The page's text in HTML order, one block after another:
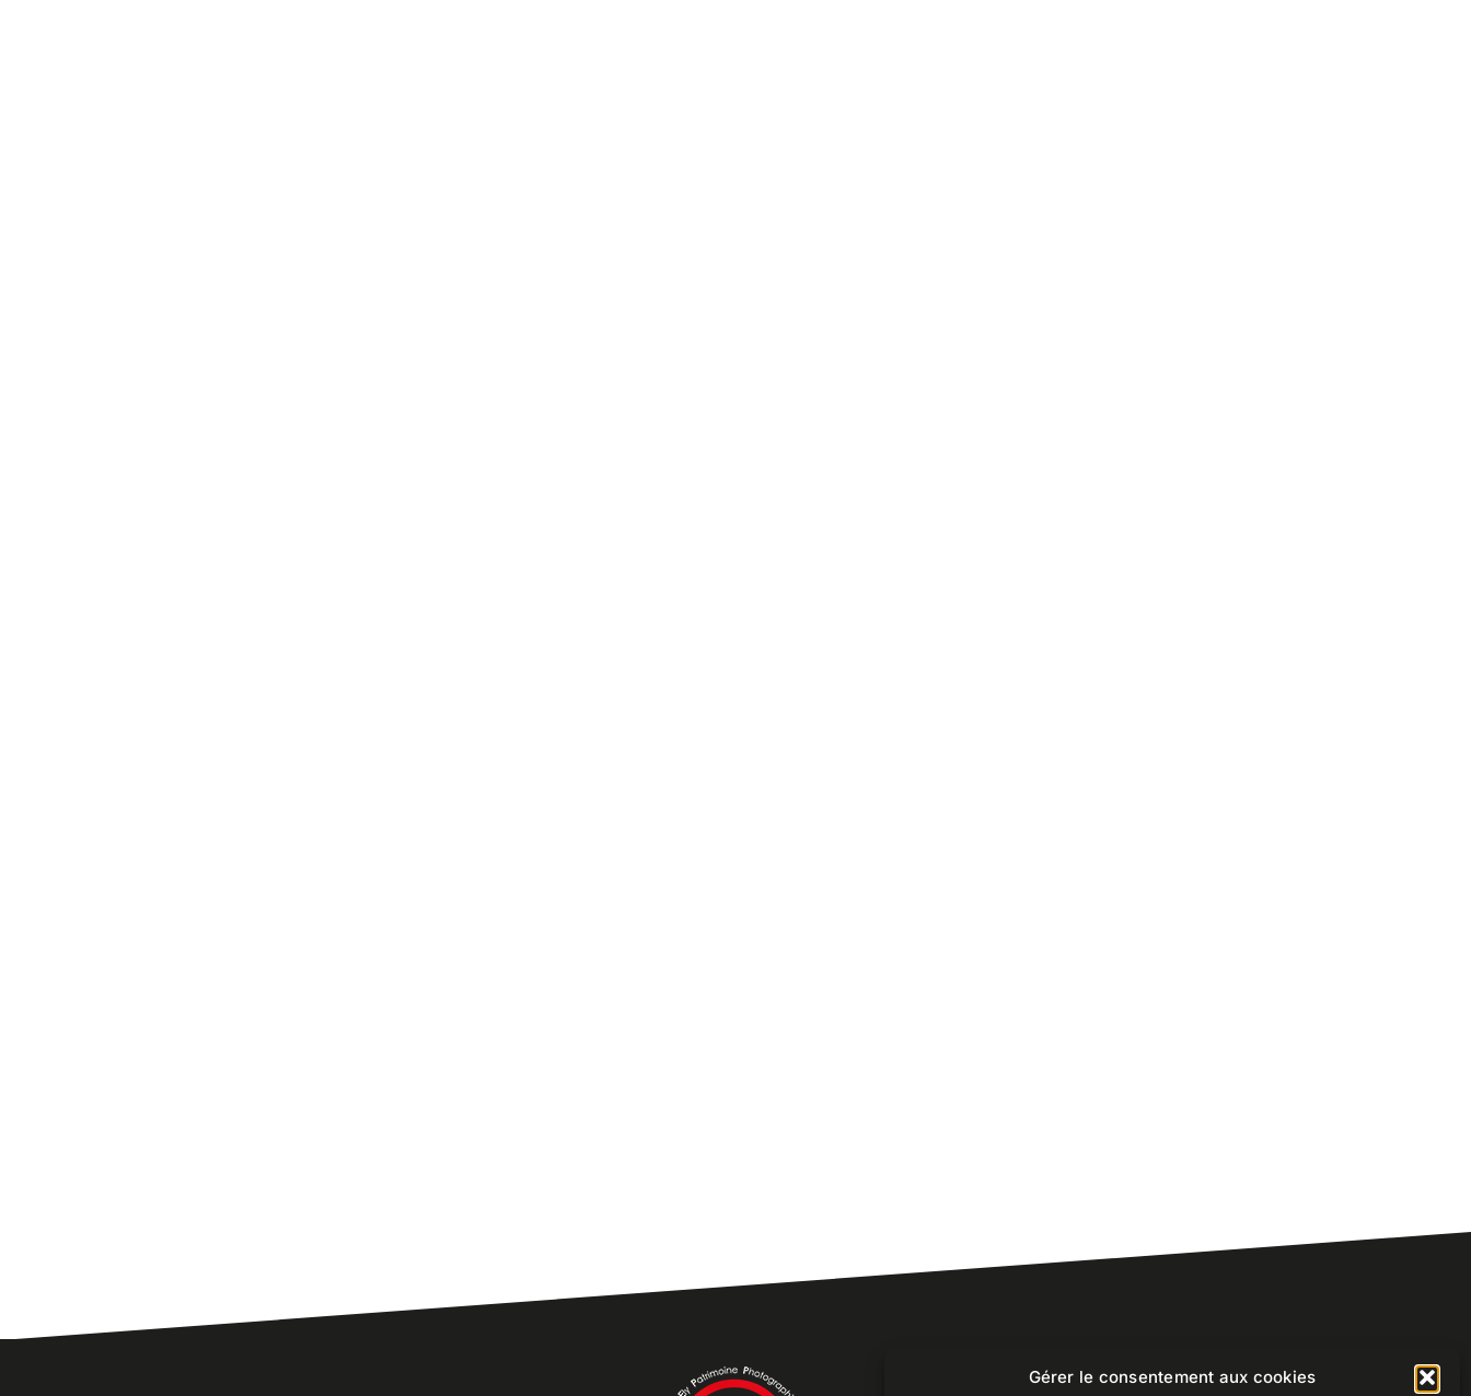
Gérer le consentement aux cookies